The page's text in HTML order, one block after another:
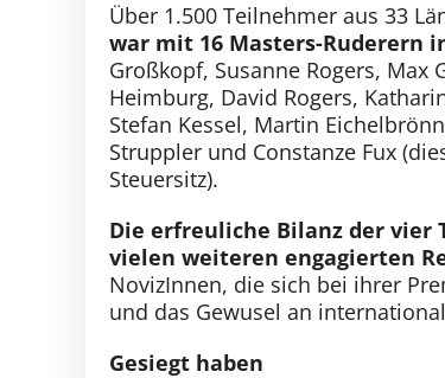
Über 1.500 Teilnehmer aus 33
war mit 16 Masters-Ruderern
Großkopf, Susanne Rogers, Max
Heimburg, David Rogers,
Stefan Kessel, Martin
Struppler und Constanze Fux
Steuersitz).
Die erfreuliche Bilanz der vier
vielen weiteren engagierten
NovizInnen, die sich bei ihrer
und das Gewusel an
Gesiegt haben